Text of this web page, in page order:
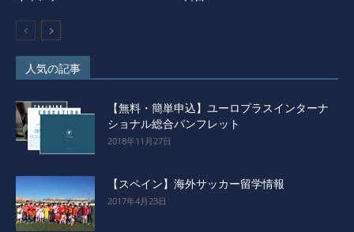
人気の記事
【無料・簡単申込】ユーロプラスインターナ
ショナル総合パンフレット
2018年11月27日
【スペイン】海外サッカー留学情報
2017年4月23日